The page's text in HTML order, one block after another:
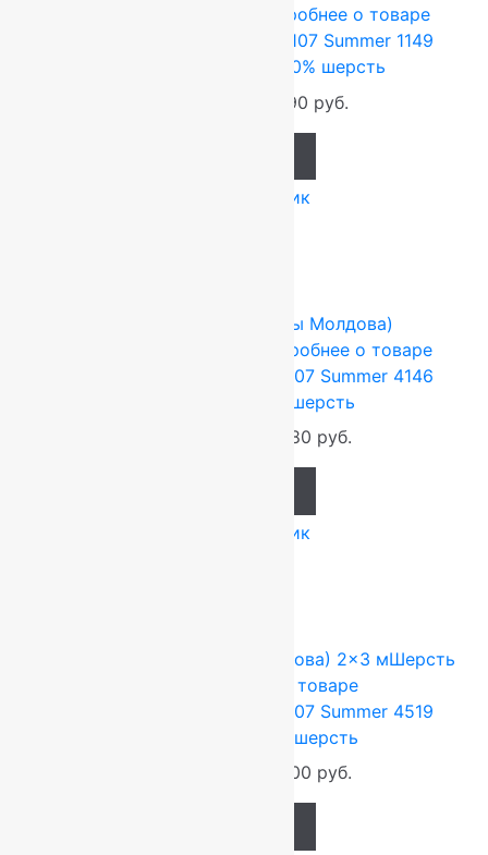
Подробнее о товаре
Ковер шерстяной Квадрат 107 Summer 1149
1,70×1,70 м,квадрат,100% шерсть
31 790 руб.
Купить в 1 клик
FLOARE-CARPET (Ковры Молдова)
Подробнее о товаре
Ковер шерстяной Прямой 107 Summer 4146
1,70×2,40 м, 100% шерсть
44 880 руб.
Купить в 1 клик
FLOARE-CARPET (Ковры Молдова) 2x3 мШерсть
Подробнее о товаре
Ковер шерстяной Прямой 107 Summer 4519
2,00×3,00 м, 100% шерсть
66 000 руб.